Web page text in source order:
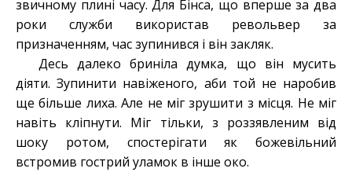
звичному плині часу. Для Бінса, що вперше за два
роки служби використав револьвер за
призначенням, час зупинився і він закляк.
Десь далеко бриніла думка, що він мусить
діяти. Зупинити навіженого, аби той не наробив
ще більше лиха. Але не міг зрушити з місця. Не міг
навіть кліпнути. Міг тільки, з роззявленим від
шоку ротом, спостерігати як божевільний
встромив гострий уламок в інше око.